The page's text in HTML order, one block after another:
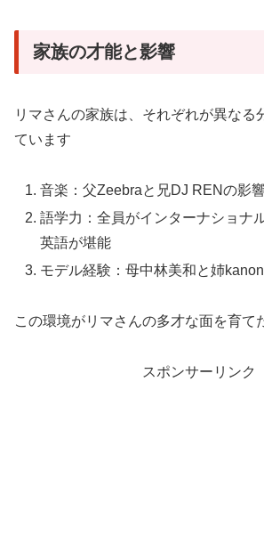
家族の才能と影響
リマさんの家族は、それぞれが異なる
ています
音楽：父Zeebraと兄DJ RENの影
語学力：全員がインターナショナ
英語が堪能
モデル経験：母中林美和と姉
この環境がリマさんの多才な面を育て
スポンサーリンク